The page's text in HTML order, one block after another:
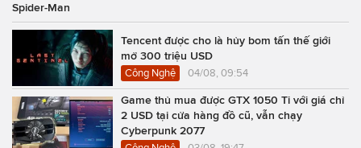
Spider-Man
Tencent được cho là hủy bom tấn thế giới
mở 300 triệu USD
Công Nghệ 04/08, 09:54
Game thủ mua được GTX 1050 Ti với giá chỉ
2 USD tại cửa hàng đồ cũ, vẫn chạy
Cyberpunk 2077